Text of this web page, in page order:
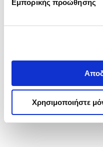
Εμπορικής προώθησης
Χρησιμοποιήστε